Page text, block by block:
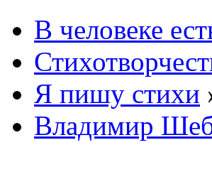
В человеке
Я пишу стихи
Владимир